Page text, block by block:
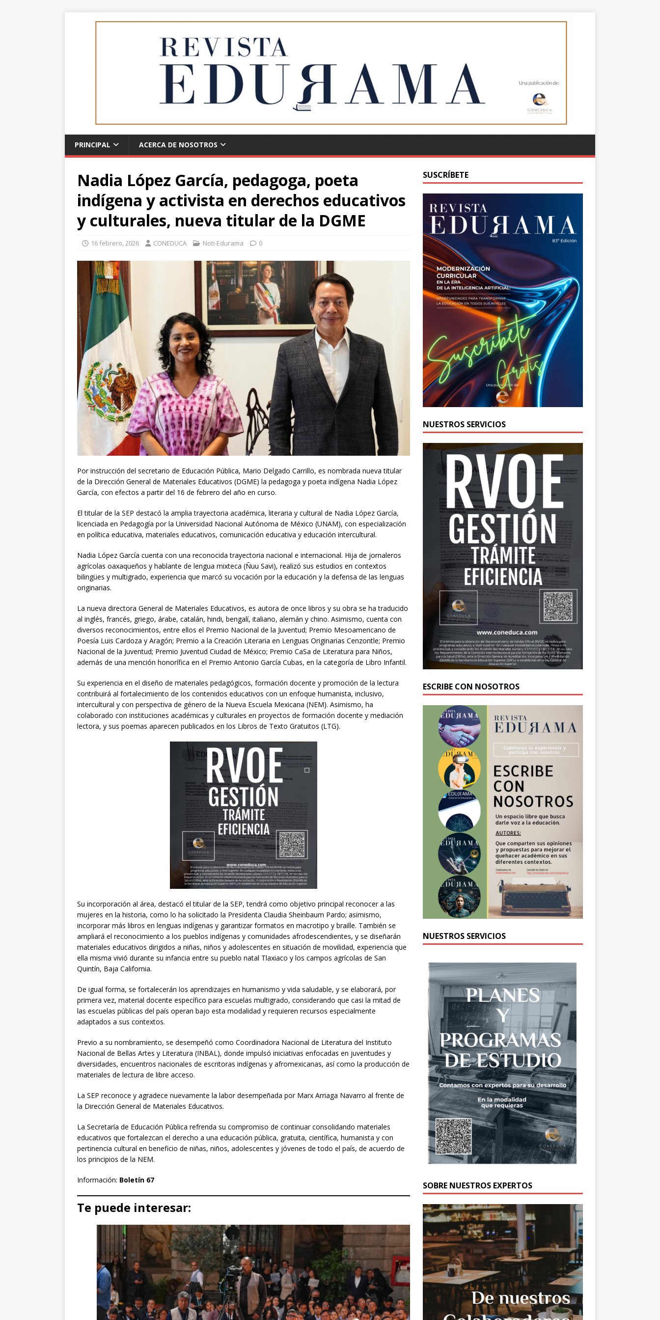
PRINCIPAL ACERCA DE NOSOTROS
Nadia López García, pedagoga, poeta
indígena y activista en derechos educativos
y culturales, nueva titular de la DGME
16 febrero, 2026 CONEDUCA Noti-Edurama 0
Por instrucción del secretario de Educación Pública, Mario Delgado Carrillo, es nombrada nueva titular
de la Dirección General de Materiales Educativos (DGME) la pedagoga y poeta indígena Nadia López
García, con efectos a partir del 16 de febrero del año en curso.
El titular de la SEP destacó la amplia trayectoria académica, literaria y cultural de Nadia López García,
licenciada en Pedagogía por la Universidad Nacional Autónoma de México (UNAM), con especialización
en política educativa, materiales educativos, comunicación educativa y educación intercultural.
Nadia López García cuenta con una reconocida trayectoria nacional e internacional. Hija de jornaleros
agrícolas oaxaqueños y hablante de lengua mixteca (Ñuu Savi), realizó sus estudios en contextos
bilingües y multigrado, experiencia que marcó su vocación por la educación y la defensa de las lenguas
originarias.
La nueva directora General de Materiales Educativos, es autora de once libros y su obra se ha traducido
al inglés, francés, griego, árabe, catalán, hindi, bengalí, italiano, alemán y chino. Asimismo, cuenta con
diversos reconocimientos, entre ellos el Premio Nacional de la Juventud; Premio Mesoamericano de
Poesía Luis Cardoza y Aragón; Premio a la Creación Literaria en Lenguas Originarias Cenzontle; Premio
Nacional de la Juventud; Premio Juventud Ciudad de México; Premio CaSa de Literatura para Niños,
además de una mención honorífica en el Premio Antonio García Cubas, en la categoría de Libro Infantil.
Su experiencia en el diseño de materiales pedagógicos, formación docente y promoción de la lectura
contribuirá al fortalecimiento de los contenidos educativos con un enfoque humanista, inclusivo,
intercultural y con perspectiva de género de la Nueva Escuela Mexicana (NEM). Asimismo, ha
colaborado con instituciones académicas y culturales en proyectos de formación docente y mediación
lectora, y sus poemas aparecen publicados en los Libros de Texto Gratuitos (LTG).
Su incorporación al área, destacó el titular de la SEP, tendrá como objetivo principal reconocer a las
mujeres en la historia, como lo ha solicitado la Presidenta Claudia Sheinbaum Pardo; asimismo,
incorporar más libros en lenguas indígenas y garantizar formatos en macrotipo y braille. También se
ampliará el reconocimiento a los pueblos indígenas y comunidades afrodescendientes, y se diseñarán
materiales educativos dirigidos a niñas, niños y adolescentes en situación de movilidad, experiencia que
ella misma vivió durante su infancia entre su pueblo natal Tlaxiaco y los campos agrícolas de San
Quintín, Baja California.
De igual forma, se fortalecerán los aprendizajes en humanismo y vida saludable, y se elaborará, por
primera vez, material docente específico para escuelas multigrado, considerando que casi la mitad de
las escuelas públicas del país operan bajo esta modalidad y requieren recursos especialmente
adaptados a sus contextos.
Previo a su nombramiento, se desempeñó como Coordinadora Nacional de Literatura del Instituto
Nacional de Bellas Artes y Literatura (INBAL), donde impulsó iniciativas enfocadas en juventudes y
diversidades, encuentros nacionales de escritoras indígenas y afromexicanas, así como la producción de
materiales de lectura de libre acceso.
La SEP reconoce y agradece nuevamente la labor desempeñada por Marx Arriaga Navarro al frente de
la Dirección General de Materiales Educativos.
La Secretaría de Educación Pública refrenda su compromiso de continuar consolidando materiales
educativos que fortalezcan el derecho a una educación pública, gratuita, científica, humanista y con
pertinencia cultural en beneficio de niñas, niños, adolescentes y jóvenes de todo el país, de acuerdo de
los principios de la NEM.
Información: Boletín 67
Te puede interesar:
SUSCRÍBETE
NUESTROS SERVICIOS
ESCRIBE CON NOSOTROS
NUESTROS SERVICIOS
SOBRE NUESTROS EXPERTOS